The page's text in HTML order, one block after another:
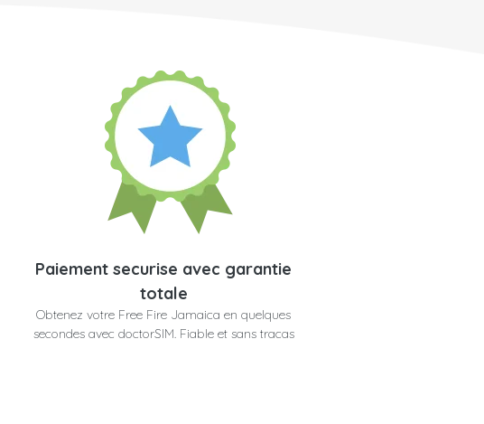
Paiement securise avec garantie
totale
Obtenez votre Free Fire Jamaica en quelques
secondes avec doctorSIM. Fiable et sans tracas